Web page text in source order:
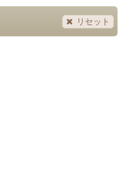
リセット